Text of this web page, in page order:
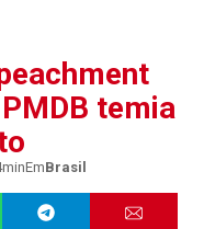
temia
EmBrasil